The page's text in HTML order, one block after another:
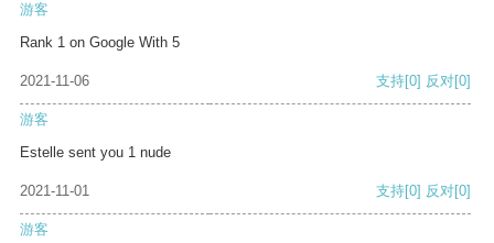
游客
Rank 1 on Google With 5
2021-11-06 支持[0] 反对[0]
游客
Estelle sent you 1 nude
2021-11-01 支持[0] 反对[0]
游客